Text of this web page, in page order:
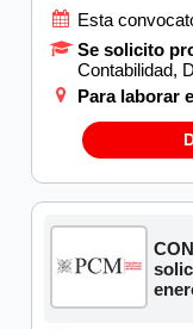
Esta
Se solicito
Contabilidad,
Para laborar